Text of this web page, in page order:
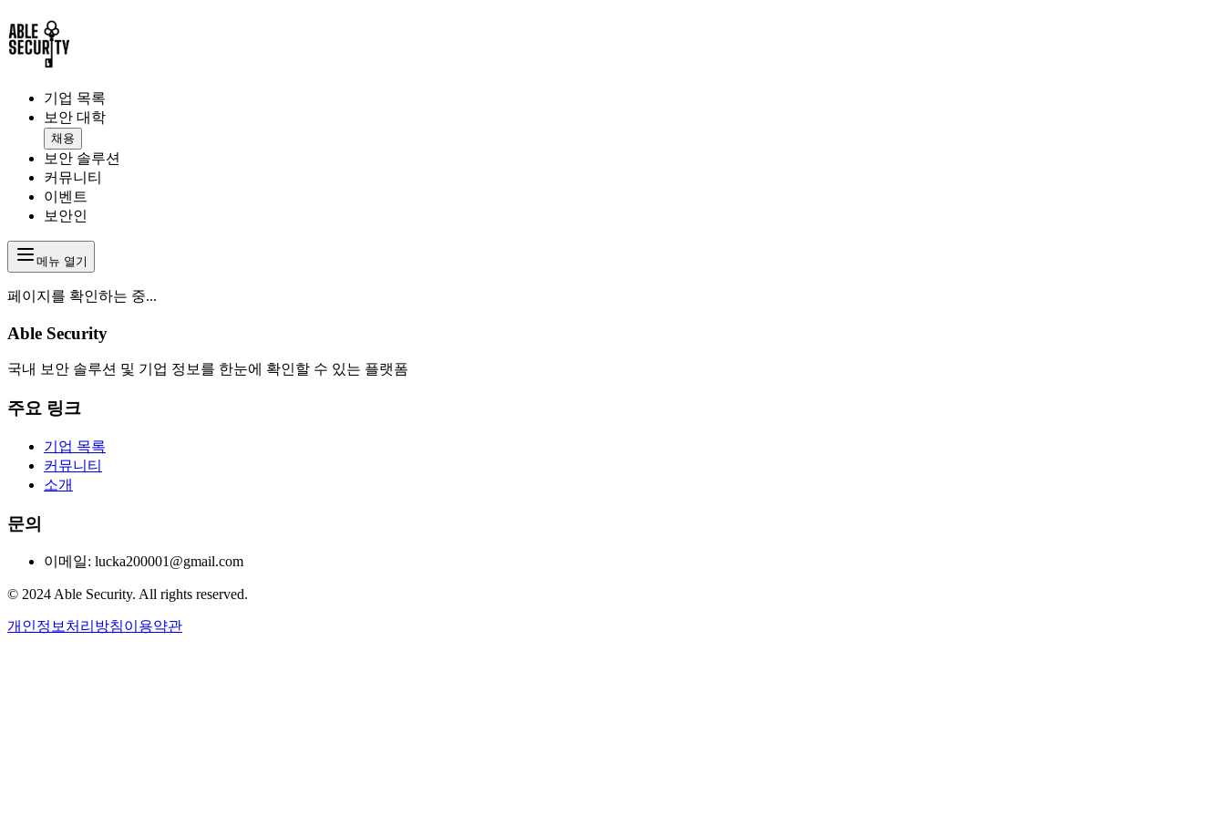
기업 목록
보안 대학
채용
보안 솔루션
커뮤니티
이벤트
보안인
메뉴 열기
페이지를 확인하는 중...
Able Security
국내 보안 솔루션 및 기업 정보를 한눈에 확인할 수 있는 플랫폼
주요 링크
기업 목록
커뮤니티
소개
문의
이메일: lucka200001@gmail.com
© 2024 Able Security. All rights reserved.
개인정보처리방침이용약관